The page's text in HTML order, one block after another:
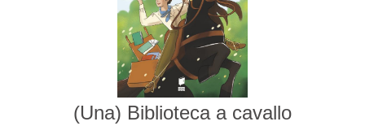
(Una) Biblioteca a cavallo